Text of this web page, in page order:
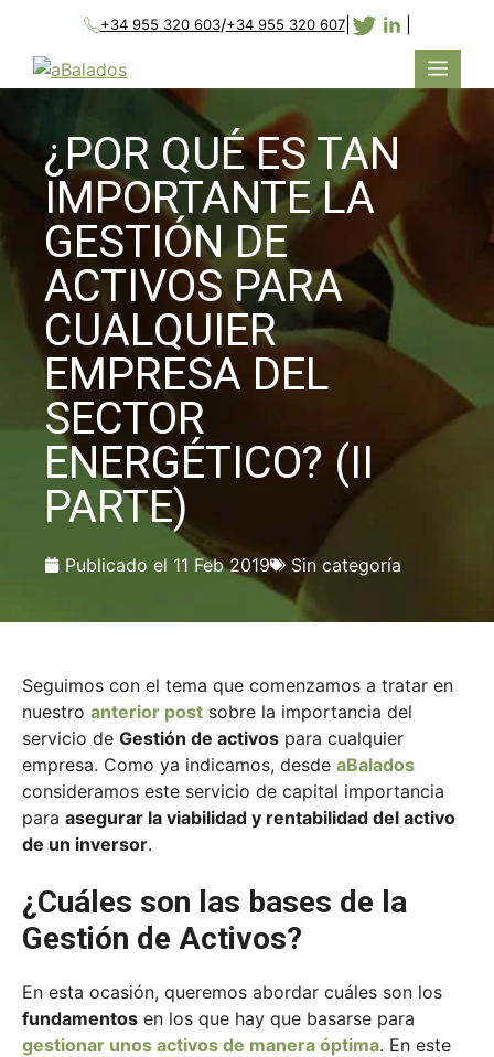
+34 955 320 603/+34 955 320 607|
¿POR QUÉ ES TAN
IMPORTANTE LA
GESTIÓN DE
ACTIVOS PARA
CUALQUIER
EMPRESA DEL
SECTOR
ENERGÉTICO? (II
PARTE)
Publicado el 11 Feb 2019 Sin categoría
Seguimos con el tema que comenzamos a tratar en
nuestro anterior post sobre la importancia del
servicio de Gestión de activos para cualquier
empresa. Como ya indicamos, desde aBalados
consideramos este servicio de capital importancia
para asegurar la viabilidad y rentabilidad del activo
de un inversor.
¿Cuáles son las bases de la
Gestión de Activos?
En esta ocasión, queremos abordar cuáles son los
fundamentos en los que hay que basarse para
gestionar unos activos de manera óptima. En este